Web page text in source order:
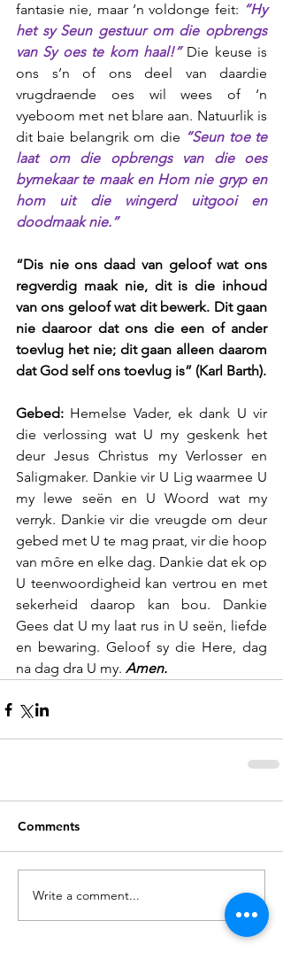
fantasie nie, maar ‘n voldonge feit: “Hy
het sy Seun gestuur om die opbrengs
van Sy oes te kom haal!” Die keuse is
ons s’n of ons deel van daardie
vrugdraende oes wil wees of ‘n
vyeboom met net blare aan. Natuurlik is
dit baie belangrik om die “Seun toe te
laat om die opbrengs van die oes
bymekaar te maak en Hom nie gryp en
hom uit die wingerd uitgooi en
doodmaak nie.”
“Dis nie ons daad van geloof wat ons
regverdig maak nie, dit is die inhoud
van ons geloof wat dit bewerk. Dit gaan
nie daaroor dat ons die een of ander
toevlug het nie; dit gaan alleen daarom
dat God self ons toevlug is” (Karl Barth).
Gebed: Hemelse Vader, ek dank U vir
die verlossing wat U my geskenk het
deur Jesus Christus my Verlosser en
Saligmaker. Dankie vir U Lig waarmee U
my lewe seën en U Woord wat my
verryk. Dankie vir die vreugde om deur
gebed met U te mag praat, vir die hoop
van môre en elke dag. Dankie dat ek op
U teenwoordigheid kan vertrou en met
sekerheid daarop kan bou. Dankie
Gees dat U my laat rus in U seën, liefde
en bewaring. Geloof sy die Here, dag
na dag dra U my. Amen.
Comments
Write a comment...